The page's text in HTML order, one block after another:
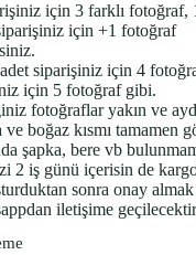
için 3 farklı fotoğraf,
için +1 fotoğraf
siparişiniz için 4
için 5 fotoğraf gibi.
fotoğraflar yakın ve
boğaz kısmı tamamen
şapka, bere vb
2 iş günü içerisin de
sonra onay
iletişime